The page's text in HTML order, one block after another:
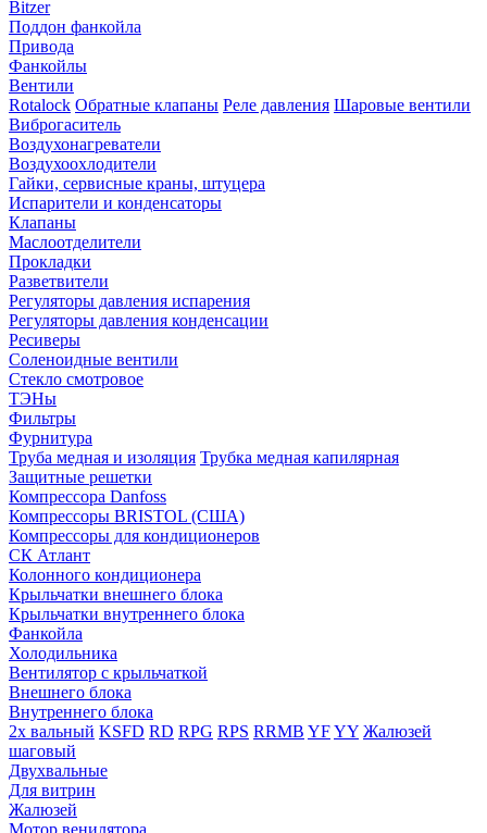
Bitzer
Поддон фанкойла
Привода
Фанкойлы
Вентили
Rotalock Обратные клапаны Реле давления Шаровые вентили
Виброгаситель
Воздухонагреватели
Воздухоохлодители
Гайки, сервисные краны, штуцера
Испарители и конденсаторы
Клапаны
Маслоотделители
Прокладки
Разветвители
Регуляторы давления испарения
Регуляторы давления конденсации
Ресиверы
Соленоидные вентили
Стекло смотровое
ТЭНы
Фильтры
Фурнитура
Труба медная и изоляция Трубка медная капилярная
Защитные решетки
Компрессора Danfoss
Компрессоры BRISTOL (США)
Компрессоры для кондиционеров
СК Атлант
Колонного кондиционера
Крыльчатки внешнего блока
Крыльчатки внутреннего блока
Фанкойла
Холодильника
Вентилятор с крыльчаткой
Внешнего блока
Внутреннего блока
2х вальный KSFD RD RPG RPS RRMB YFYY Жалюзей
шаговый
Двухвальные
Для витрин
Жалюзей
Мотор венилятора